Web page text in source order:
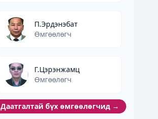
П.Эрдэнэбат
Өмгөөлөгч
Г.Цэрэнжамц
Өмгөөлөгч
Даатгалтай бүх өмгөөлөгчид →